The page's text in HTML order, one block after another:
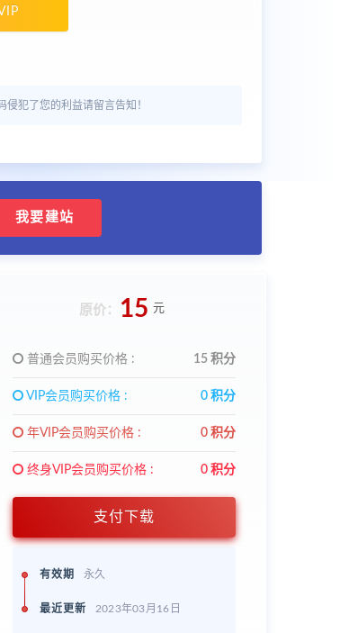
犯了您的利益请留言告知！
我要建站
原价： 15 元
普通会员购买价格 : 15 积分
VIP会员购买价格 : 0 积分
年VIP会员购买价格 : 0 积分
终身VIP会员购买价格 : 0 积分
支付下载
有效期 永久
最近更新 2023年03月16日